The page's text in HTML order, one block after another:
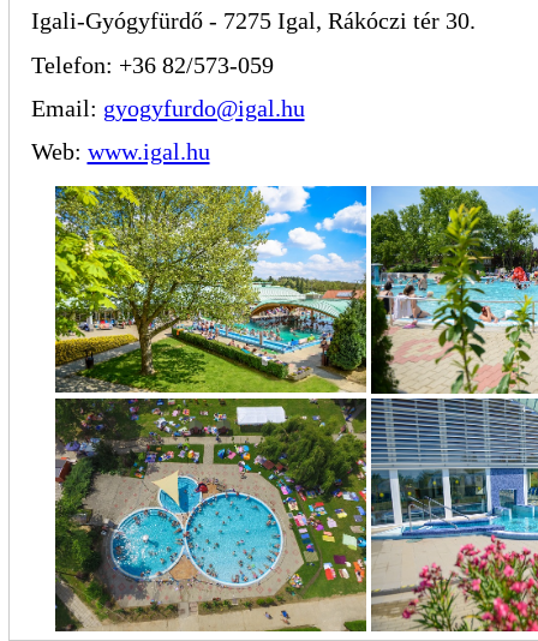
Igali-Gyógyfürdő - 7275 Igal, Rákóczi tér 30.
Telefon: +36 82/573-059
Email: gyogyfurdo@igal.hu
Web: www.igal.hu